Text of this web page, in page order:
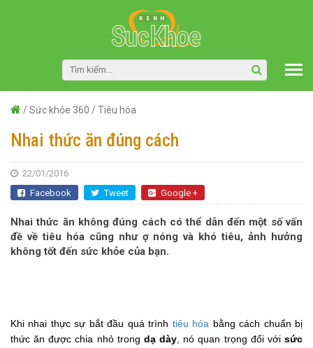
/Sức khỏe 360 /Tiêu hóa
Nhai thức ăn đúng cách
22/01/2016
Facebook
Tweet Google +
Nhai thức ăn không đúng cách có thể dẫn đến một số vấn
đề về tiêu hóa cũng như ợ nóng và khó tiêu, ảnh hưởng
không tốt đến sức khỏe của bạn.
Khi nhai thực sự bắt đầu quá trình tiêu hóa bằng cách chuẩn bị
thức ăn được chia nhỏ trong dạ dày , nó quan trọng đối vớisức